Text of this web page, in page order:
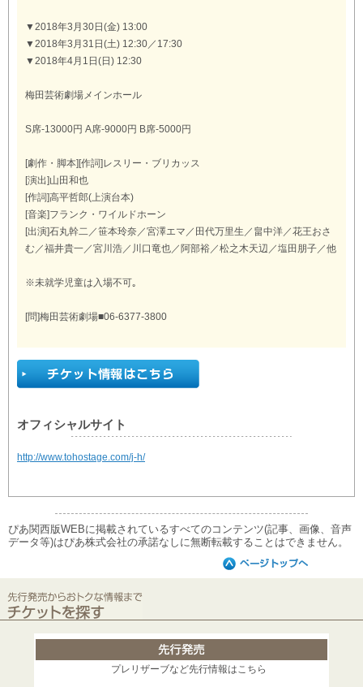
▼2018年3月30日(金) 13:00
▼2018年3月31日(土) 12:30／17:30
▼2018年4月1日(日) 12:30
梅田芸術劇場メインホール
S席-13000円 A席-9000円 B席-5000円
[劇作・脚本][作詞]レスリー・ブリカッス
[演出]山田和也
[作詞]高平哲郎(上演台本)
[音楽]フランク・ワイルドホーン
[出演]石丸幹二／笹本玲奈／宮澤エマ／田代万里生／畠中洋／花王おさ
む／福井貴一／宮川浩／川口竜也／阿部裕／松之木天辺／塩田朋子／他
※未就学児童は入場不可｡
[問]梅田芸術劇場■06-6377-3800
オフィシャルサイト
http://www.tohostage.com/j-h/
ぴあ関西版WEBに掲載されているすべてのコンテンツ(記事、画像、音声
データ等)はぴあ株式会社の承諾なしに無断転載することはできません。
プレリザーブなど先行情報はこちら